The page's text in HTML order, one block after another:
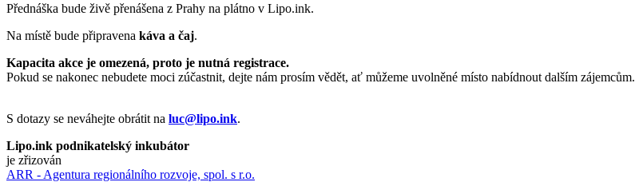
Přednáška bude živě přenášena z Prahy na plátno v Lipo.ink.
Na místě bude připravena káva a čaj.
Kapacita akce je omezená, proto je nutná registrace.
Pokud se nakonec nebudete moci zúčastnit, dejte nám prosím vědět, ať můžeme uvolněné místo nabídnout dalším zájemcům.
S dotazy se neváhejte obrátit na luc@lipo.ink.
Lipo.ink podnikatelský inkubátor
je zřizován
ARR - Agentura regionálního rozvoje, spol. s r.o.